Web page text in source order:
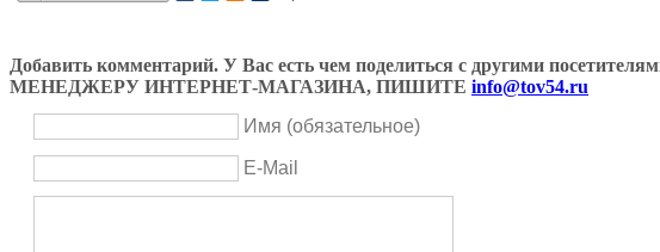
Добавить комментарий. У Вас есть чем поделиться с другими
МЕНЕДЖЕРУ ИНТЕРНЕТ-МАГАЗИНА, ПИШИТЕ info@tov54.ru
Имя (обязательное)
E-Mail